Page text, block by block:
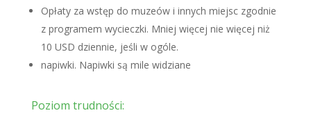
Opłaty za wstęp do muzeów i innych miejsc zgodnie
z programem wycieczki. Mniej więcej nie więcej niż
10 USD dziennie, jeśli w ogóle.
napiwki. Napiwki są mile widziane
Poziom trudności: